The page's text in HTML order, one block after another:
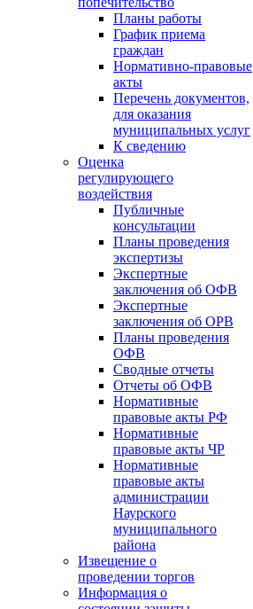
Планы работы
График приема
граждан
Нормативно-правовые
акты
Перечень документов,
для оказания
муниципальных услуг
К сведению
Оценка
регулирующего
воздействия
Публичные
консультации
Планы проведения
экспертизы
Экспертные
заключения об ОФВ
Экспертные
заключения об ОРВ
Планы проведения
ОФВ
Сводные отчеты
Отчеты об ОФВ
Нормативные
правовые акты РФ
Нормативные
правовые акты ЧР
Нормативные
правовые акты
администрации
Наурского
муниципального
района
Извещение о
проведении торгов
Информация о